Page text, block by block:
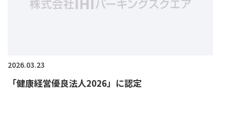
2026.03.23
「健康経営優良法人2026」に認定